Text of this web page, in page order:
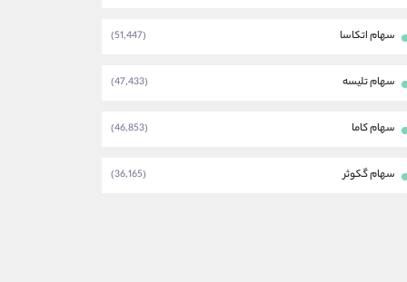
سهام اتکاسا (51,447)
سهام تلیسه (47,433)
سهام کاما (46,853)
سهام گکوثر (36,165)